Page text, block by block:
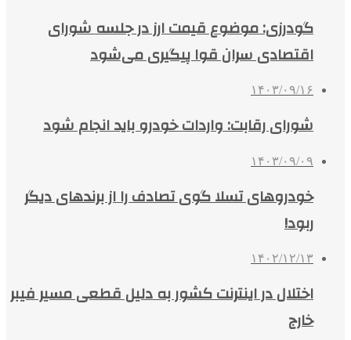
گودرزی: موضوع قیمت ارز در جلسه شورای
اقتصادی سران قوا پیگیری می‌شود
۱۴۰۳/۰۹/۱۶
شورای رقابت: واردات خودرو باید انجام شود
۱۴۰۳/۰۹/۰۹
خودروهای تسلا گوی تصادف را از برندهای دیگر
ربود!
۱۴۰۲/۱۲/۱۳
اختلال در اینترنت کشور به دلیل قطعی مسیر فیبر
خارج